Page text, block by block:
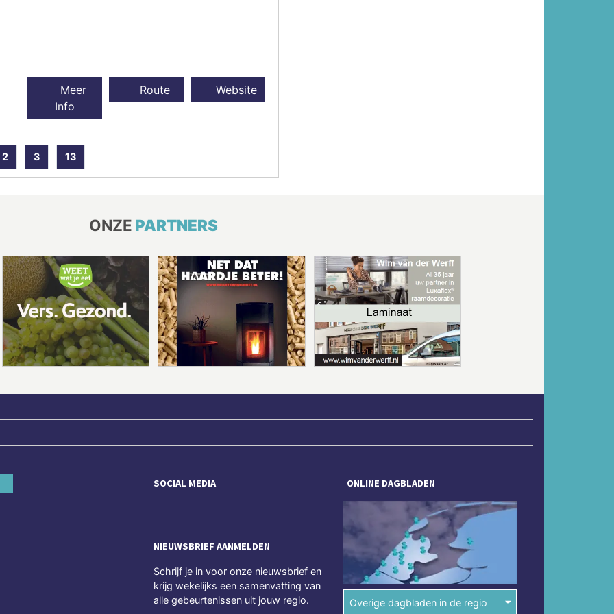
Meer
Info
Route Website
2 3 13
ONZE PARTNERS
SOCIAL MEDIA
NIEUWSBRIEF AANMELDEN
Schrijf je in voor onze nieuwsbrief en
krijg wekelijks een samenvatting van
alle gebeurtenissen uit jouw regio.
ONLINE DAGBLADEN
Overige dagbladen in de regio